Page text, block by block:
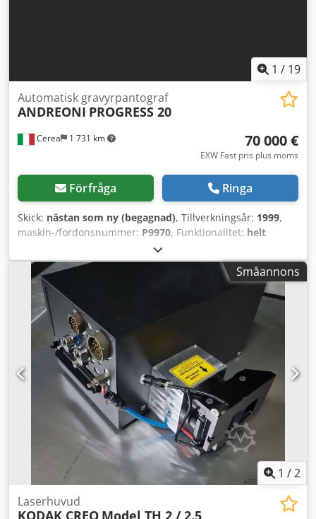
1 / 19
Cerea 1 731 km
Automatisk gravyrpantograf
ANDREONI PROGRESS 20
70 000 €
EXW Fast pris plus moms
Förfråga Ringa
Skick: nästan som ny (begagnad), Tillverkningsår: 1999,
maskin-/fordonsnummer: P9970, Funktionalitet: helt
8 000 h
av ingående ström:trefas, svängområde:360 °, justering
av parallellanslag:
, varvtal (max):18 000
varv/min, varvtal (min.):
, år för senaste
översyn:
2024 , Utrustning:
CE-märkning, dokumentation /
manual , Automatisk, robotiserad fräsmaskin ANDREONI
PROGRESS 20 Dkodpfxezltxue Ab Djr År 1999 CNC-styrd!!!
20 arbetsstationer, avstånd mellan fräsarna 200 mm,
pneumatisk fastspänning av detaljerna. Högpresterande
spindlar på 1,1 kW. Maskinen är i mycket gott skick och har
använts sparsamt. Tillverkaren är fortfarande verksam och
finns i Milano (Italien). Ett stort antal verktyg ingår.
Rullande transportör för borttransport av spån.
Småannons
1 /2
Laserhuvud